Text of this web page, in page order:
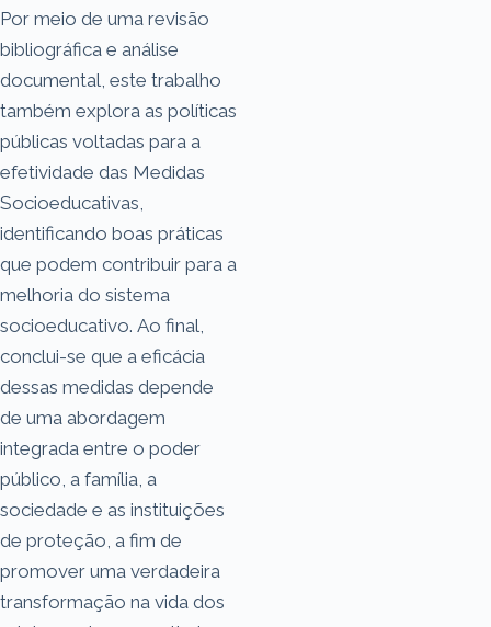
Por meio de uma revisão
bibliográfica e análise
documental, este trabalho
também explora as políticas
públicas voltadas para a
efetividade das Medidas
Socioeducativas,
identificando boas práticas
que podem contribuir para a
melhoria do sistema
socioeducativo. Ao final,
conclui-se que a eficácia
dessas medidas depende
de uma abordagem
integrada entre o poder
público, a família, a
sociedade e as instituições
de proteção, a fim de
promover uma verdadeira
transformação na vida dos